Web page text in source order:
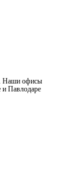
Наши офисы
и Павлодаре